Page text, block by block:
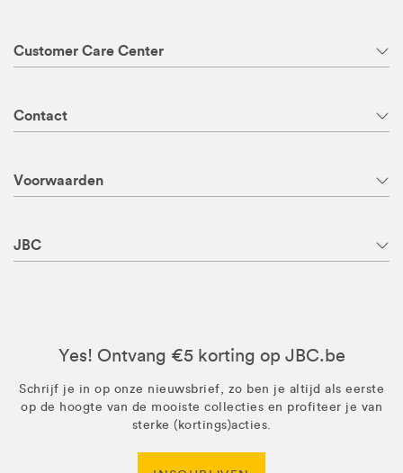
Customer Care Center
Contact
Voorwaarden
JBC
Yes! Ontvang €5 korting op JBC.be
Schrijf je in op onze nieuwsbrief, zo ben je altijd als eerste
op de hoogte van de mooiste collecties en profiteer je van
sterke (kortings)acties.